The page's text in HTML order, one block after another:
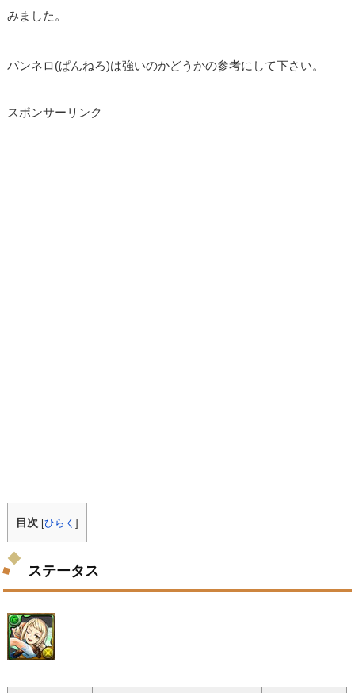
みました。
パンネロ(ぱんねろ)は強いのかどうかの参考にして下さい。
スポンサーリンク
目次 [ひらく]
ステータス